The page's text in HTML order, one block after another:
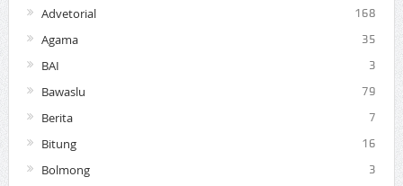
Advetorial 168
Agama 35
BAI 3
Bawaslu 79
Berita 7
Bitung 16
Bolmong 3